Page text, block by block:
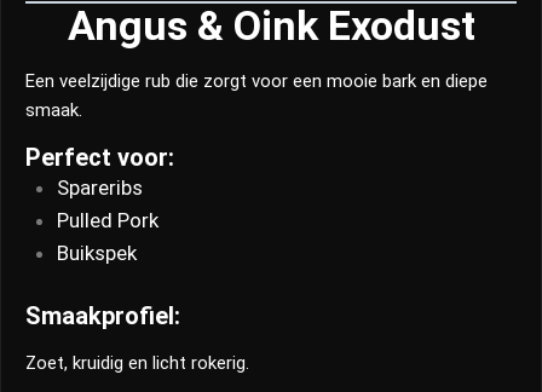
Angus & Oink Exodust
Een veelzijdige rub die zorgt voor een mooie bark en diepe
smaak.
Perfect voor:
Spareribs
Pulled Pork
Buikspek
Smaakprofiel:
Zoet, kruidig en licht rokerig.